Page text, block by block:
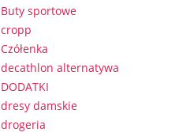
Buty sportowe
cropp
Czółenka
decathlon alternatywa
DODATKI
dresy damskie
drogeria